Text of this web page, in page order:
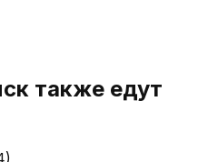
также едут